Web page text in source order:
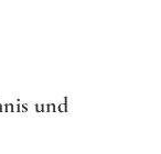
und